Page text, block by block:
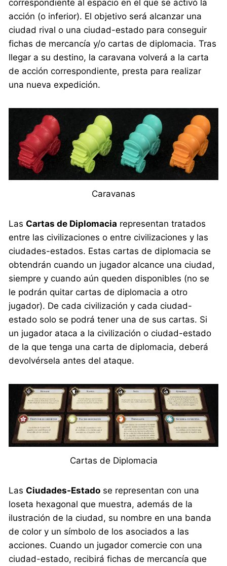
correspondiente al espacio en el que se activó la
acción (o inferior). El objetivo será alcanzar una
ciudad rival o una ciudad-estado para conseguir
fichas de mercancía y/o cartas de diplomacia. Tras
llegar a su destino, la caravana volverá a la carta
de acción correspondiente, presta para realizar
una nueva expedición.
Caravanas
LasCartas de Diplomacia representan tratados
entre las civilizaciones o entre civilizaciones y las
ciudades-estados. Estas cartas de diplomacia se
obtendrán cuando un jugador alcance una ciudad,
siempre y cuando aún queden disponibles (no se
le podrán quitar cartas de diplomacia a otro
jugador). De cada civilización y cada ciudad-
estado solo se podrá tener una de sus cartas. Si
un jugador ataca a la civilización o ciudad-estado
de la que tenga una carta de diplomacia, deberá
devolvérsela antes del ataque.
Cartas de Diplomacia
LasCiudades-Estado se representan con una
loseta hexagonal que muestra, además de la
ilustración de la ciudad, su nombre en una banda
de color y un símbolo de los asociados a las
acciones. Cuando un jugador comercie con una
ciudad-estado, recibirá fichas de mercancía que